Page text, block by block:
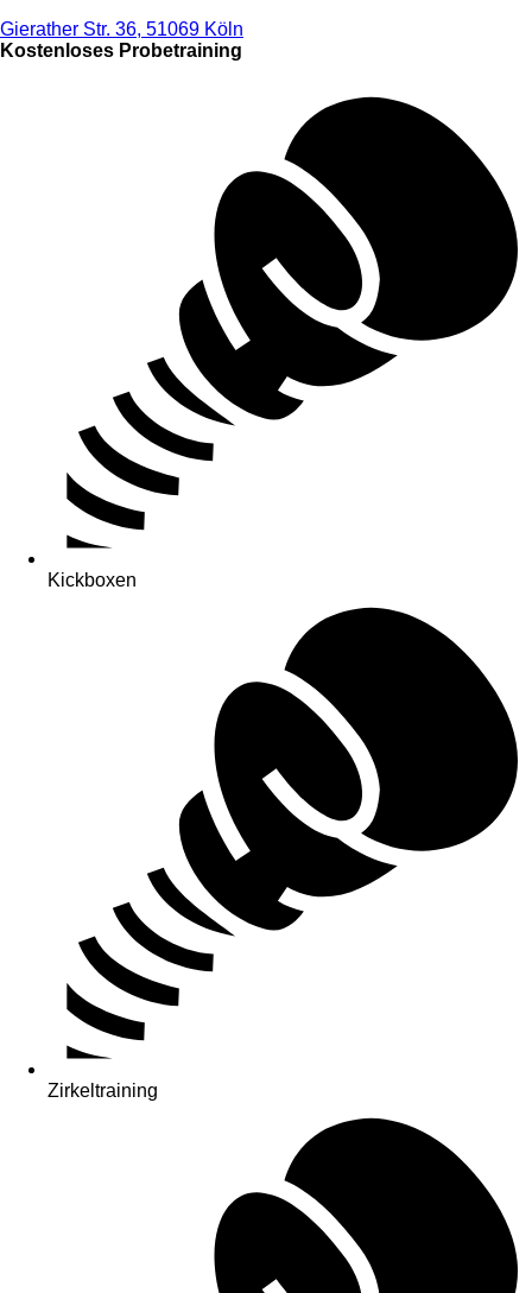
Gierather Str. 36, 51069 Köln
Kostenloses Probetraining
Kickboxen
Zirkeltraining